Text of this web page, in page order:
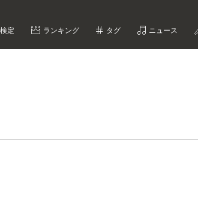
検定 ランキング タグ ニュース